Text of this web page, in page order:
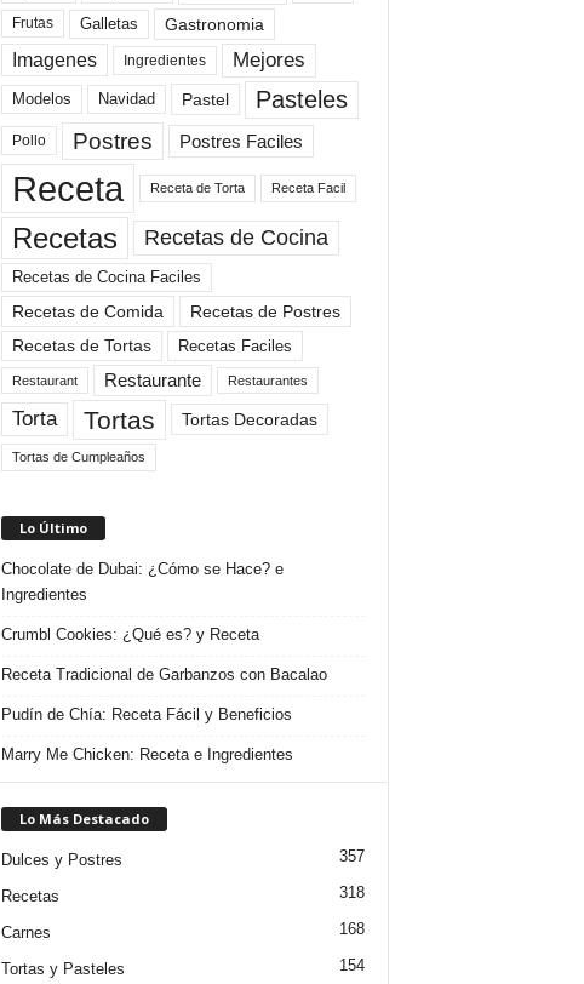
Frutas Galletas Gastronomia
Imagenes Ingredientes Mejores
Modelos Navidad Pastel Pasteles
Pollo Postres Postres Faciles
Receta Receta de Torta Receta Facil
Recetas Recetas de Cocina
Recetas de Cocina Faciles
Recetas de Comida
Recetas de Postres
Recetas de Tortas
Recetas Faciles
Restaurant Restaurante Restaurantes
Torta Tortas Tortas Decoradas
Tortas de Cumpleaños
Lo Último
Chocolate de Dubai: ¿Cómo se Hace? e
Ingredientes
Crumbl Cookies: ¿Qué es? y Receta
Receta Tradicional de Garbanzos con Bacalao
Pudín de Chía: Receta Fácil y Beneficios
Marry Me Chicken: Receta e Ingredientes
Lo Más Destacado
Dulces y Postres 357
Recetas 318
Carnes 168
Tortas y Pasteles 154